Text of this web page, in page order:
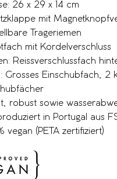
26 x 29 x 14 cm
mit
Trageriemen
mit Kordelverschluss
Reissverschlussfach
Grosses Einschubfach, 2
robust sowie
in Portugal aus
vegan (PETA zertifiziert)